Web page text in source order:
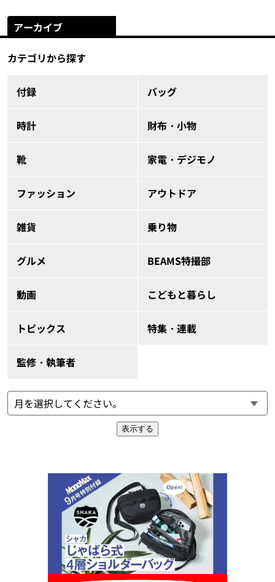
アーカイブ
カテゴリから探す
付録 バッグ
時計 財布・小物
靴 家電・デジモノ
ファッション アウトドア
雑貨 乗り物
グルメ BEAMS特撮部
動画 こどもと暮らし
トピックス 特集・連載
監修・執筆者
表示する